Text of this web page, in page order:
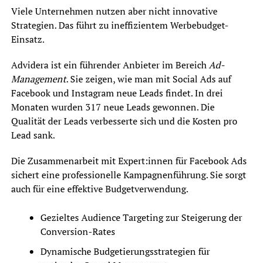
Viele Unternehmen nutzen aber nicht innovative
Strategien. Das führt zu ineffizientem Werbebudget-
Einsatz.
Advidera ist ein führender Anbieter im BereichAd-
Management. Sie zeigen, wie man mit Social Ads auf
Facebook und Instagram neue Leads findet. In drei
Monaten wurden 317 neue Leads gewonnen. Die
Qualität der Leads verbesserte sich und die Kosten pro
Lead sank.
Die Zusammenarbeit mit Expert:innen für Facebook Ads
sichert eine professionelle Kampagnenführung. Sie sorgt
auch für eine effektive Budgetverwendung.
Gezieltes Audience Targeting zur Steigerung der
Conversion-Rates
Dynamische Budgetierungsstrategien für